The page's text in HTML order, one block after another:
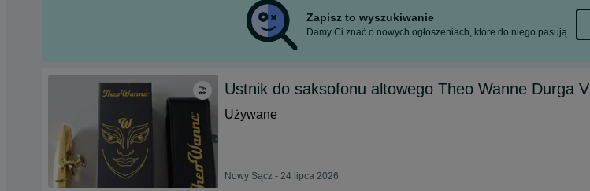
Zapisz to wyszukiwanie
Damy Ci znać o nowych ogłoszeniach, które do niego pasują.
Ustnik do saksofonu altowego Theo Wanne Durga V
Używane
Nowy Sącz - 24 lipca 2026